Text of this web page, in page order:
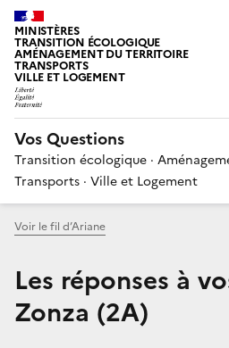
MINISTÈRES
TRANSITION ÉCOLOGIQUE
AMÉNAGEMENT DU TERRITOIRE
TRANSPORTS
VILLE ET LOGEMENT
Vos Questions
Transition écologique ·
Transports · Ville et Logement
Voir le fil d’Ariane
Les réponses à
Zonza (2A)